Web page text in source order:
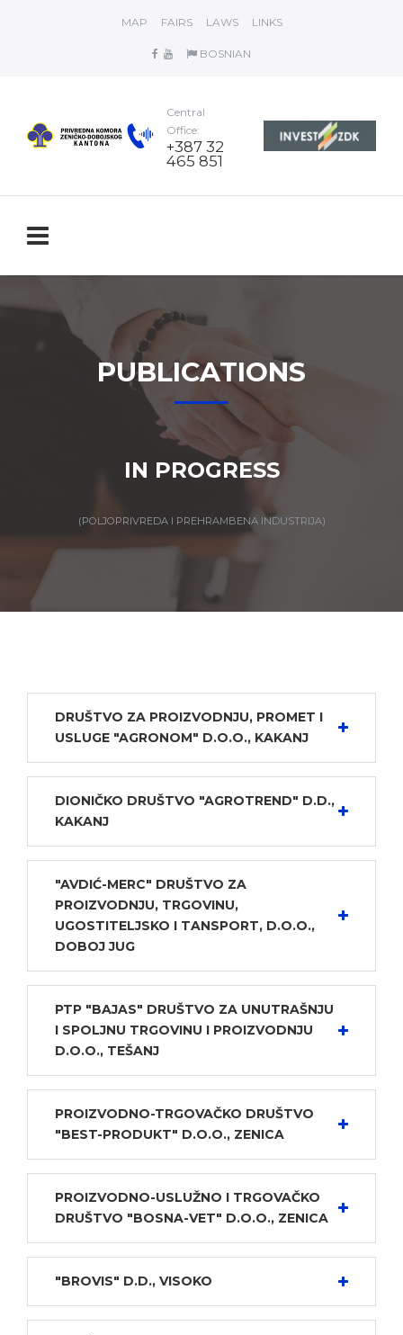
MAP FAIRS LAWS LINKS
BOSNIAN
Central
Office:
+387 32
465 851
PUBLICATIONS
IN PROGRESS
(POLJOPRIVREDA I PREHRAMBENA INDUSTRIJA)
DRUŠTVO ZA PROIZVODNJU, PROMET I
USLUGE "AGRONOM" D.O.O., KAKANJ
DIONIČKO DRUŠTVO "AGROTREND" D.D.,
KAKANJ
"AVDIĆ-MERC" DRUŠTVO ZA
PROIZVODNJU, TRGOVINU,
UGOSTITELJSKO I TANSPORT, D.O.O.,
DOBOJ JUG
PTP "BAJAS" DRUŠTVO ZA UNUTRAŠNJU
I SPOLJNU TRGOVINU I PROIZVODNJU
D.O.O., TEŠANJ
PROIZVODNO-TRGOVAČKO DRUŠTVO
"BEST-PRODUKT" D.O.O., ZENICA
PROIZVODNO-USLUŽNO I TRGOVAČKO
DRUŠTVO "BOSNA-VET" D.O.O., ZENICA
"BROVIS" D.D., VISOKO